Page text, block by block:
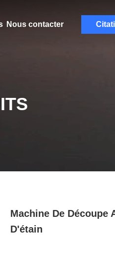
Nous contacter
Machine De Découpe
D'étain